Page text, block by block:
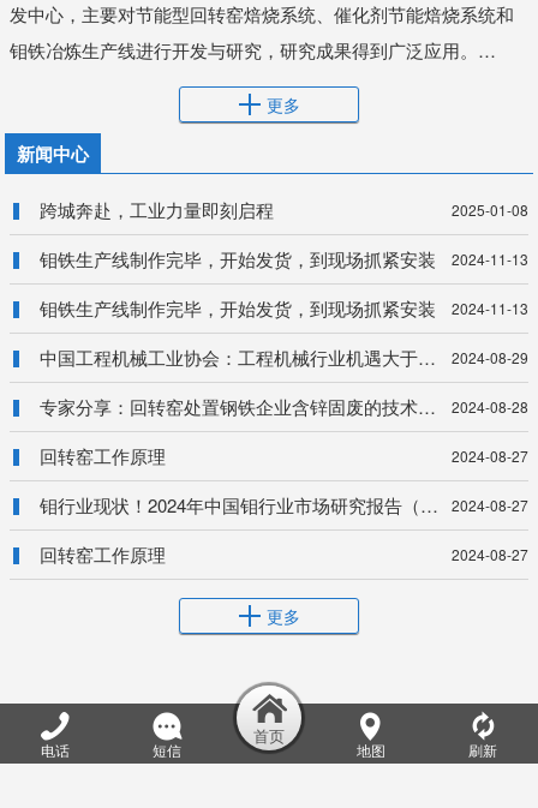
发中心，主要对节能型回转窑焙烧系统、催化剂节能焙烧系统和
钼铁冶炼生产线进行开发与研究，研究成果得到广泛应用。…
更多
新闻中心
跨城奔赴，工业力量即刻启程 2025-01-08
钼铁生产线制作完毕，开始发货，到现场抓紧安装 2024-11-13
钼铁生产线制作完毕，开始发货，到现场抓紧安装 2024-11-13
中国工程机械工业协会：工程机械行业机遇大于挑战 2024-08-29
专家分享：回转窑处置钢铁企业含锌固废的技术改进及实践【SMM铅锌峰会】 2024-08-28
回转窑工作原理 2024-08-27
钼行业现状！2024年中国钼行业市场研究报告（智研咨询发布） 2024-08-27
回转窑工作原理 2024-08-27
更多
洛阳乐方重工机械有限公司
电话 短信 地图 刷新